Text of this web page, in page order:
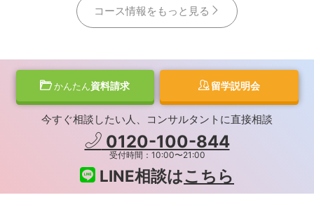
コース情報をもっと見る
かんたん資料請求 留学説明会
今すぐ相談したい人、コンサルタントに直接相談
0120-100-844
受付時間：10:00〜21:00
LINE相談はこちら